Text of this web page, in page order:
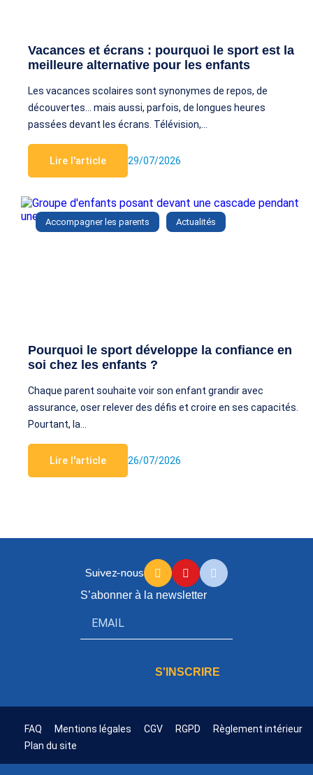
Vacances et écrans : pourquoi le sport est la
meilleure alternative pour les enfants
Les vacances scolaires sont synonymes de repos, de
découvertes… mais aussi, parfois, de longues heures
passées devant les écrans. Télévision,…
Lire l'article 29/07/2026
Accompagner les parents Actualités
Pourquoi le sport développe la confiance en
soi chez les enfants ?
Chaque parent souhaite voir son enfant grandir avec
assurance, oser relever des défis et croire en ses capacités.
Pourtant, la…
Lire l'article 26/07/2026
Suivez-nous
S’abonner à la newsletter
S'INSCRIRE
FAQ Mentions légales CGV RGPD
Règlement intérieur
Plan du site